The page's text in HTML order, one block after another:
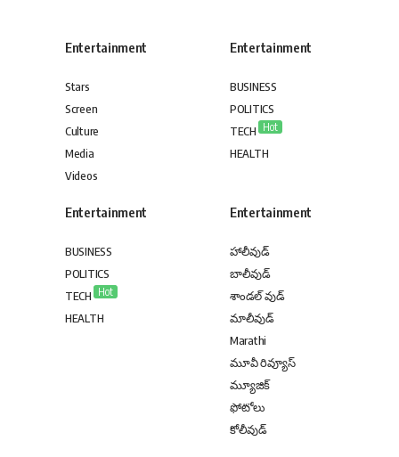
Entertainment
Stars
Screen
Culture
Media
Videos
Entertainment
BUSINESS
POLITICS
TECH Hot
HEALTH
Entertainment
BUSINESS
POLITICS
TECH Hot
HEALTH
Entertainment
హాలీవుడ్
బాలీవుడ్
శాండల్ వుడ్
మాలీవుడ్
Marathi
మూవీ రివ్యూస్
మ్యూజిక్
ఫోటోలు
కోలీవుడ్